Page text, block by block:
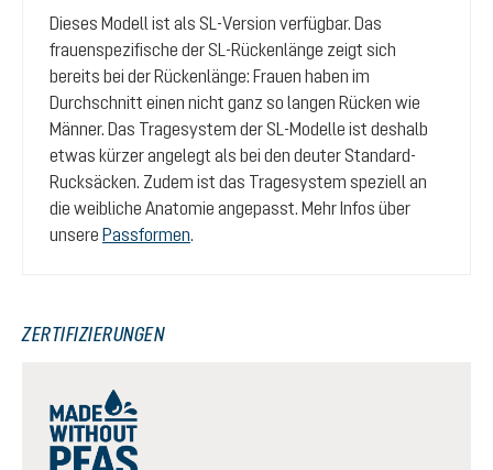
Dieses Modell ist als SL-Version verfügbar. Das
frauenspezifische der SL-Rückenlänge zeigt sich
bereits bei der Rückenlänge: Frauen haben im
Durchschnitt einen nicht ganz so langen Rücken wie
Männer. Das Tragesystem der SL-Modelle ist deshalb
etwas kürzer angelegt als bei den deuter Standard-
Rucksäcken. Zudem ist das Tragesystem speziell an
die weibliche Anatomie angepasst. Mehr Infos über
unsere Passformen.
ZERTIFIZIERUNGEN